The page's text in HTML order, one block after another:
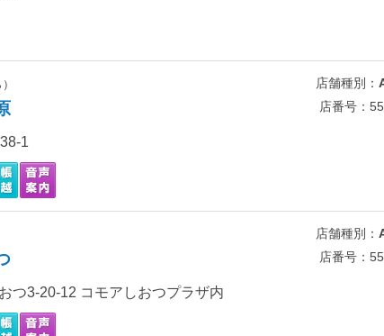
店舗種別：
店番号：
1
店舗種別：
店番号：
つ3-20-12 コモアしおつプラザ内